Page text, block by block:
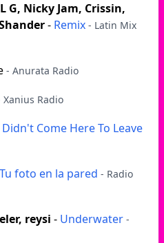
G, Nicky Jam, Crissin,
- Remix - Latin Mix
- Anurata Radio
Xanius Radio
Come Here To Leave
Tu foto en la pared - Radio
reysi - Underwater -